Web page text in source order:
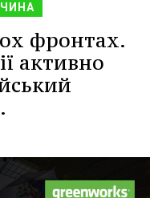
фронтах.
активно